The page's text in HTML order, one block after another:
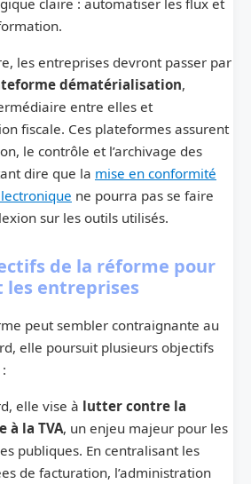
les entreprises devront passer par
dématérialisation,
entre elles et
fiscale. Ces plateformes assurent
le contrôle et l’archivage des
dire que la mise en conformité
ne pourra pas se faire
sur les outils utilisés.
de la réforme pour
les entreprises
peut sembler contraignante au
elle poursuit plusieurs objectifs
elle vise à lutter contre la
à la TVA, un enjeu majeur pour les
publiques. En centralisant les
de facturation, l’administration